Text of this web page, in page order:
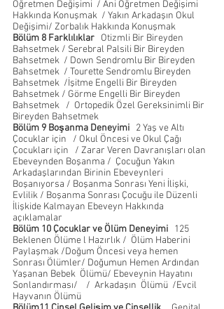
Öğretmen Değişimi  / Ani Öğretmen Değişimi
Hakkında Konuşmak  / Yakın Arkadaşın Okul
Değişimi/ Zorbalık Hakkında Konuşmak
Bölüm 8 Farklılıklar Otizmli Bir Bireyden
Bahsetmek / Serebral Palsili Bir Bireyden
Bahsetmek  / Down Sendromlu Bir Bireyden
Bahsetmek  / Tourette Sendromlu Bireyden
Bahsetmek  /İşitme Engelli Bir Bireyden
Bahsetmek / Görme Engelli Bir Bireyden
Bahsetmek   /  Ortopedik Özel Gereksinimli Bir
Bireyden Bahsetmek
Bölüm 9 Boşanma Deneyimi 2 Yaş ve Altı
Çocuklar için   / Okul Öncesi ve Okul Çağı
Çocukları için   / Zarar Veren Davranışları olan
Ebeveynden Boşanma /  Çocuğun Yakın
Arkadaşlarından Birinin Ebeveynleri
Boşanıyorsa / Boşanma Sonrası Yeni İlişki,
Evlilik / Boşanma Sonrası Çocuğu ile Düzenli
İlişkide Kalmayan Ebeveyn Hakkında
açıklamalar
Bölüm 10 Çocuklar ve Ölüm Deneyimi 125
Beklenen Ölüme l Hazırlık /  Ölüm Haberini
Paylaşmak /Doğum Öncesi veya hemen
Sonrası Ölümler/ Doğumun Hemen Ardından
Yaşanan Bebek  Ölümü/ Ebeveynin Hayatını
Sonlandırması/    /  Arkadaşın  Ölümü  /Evcil
Hayvanın Ölümü